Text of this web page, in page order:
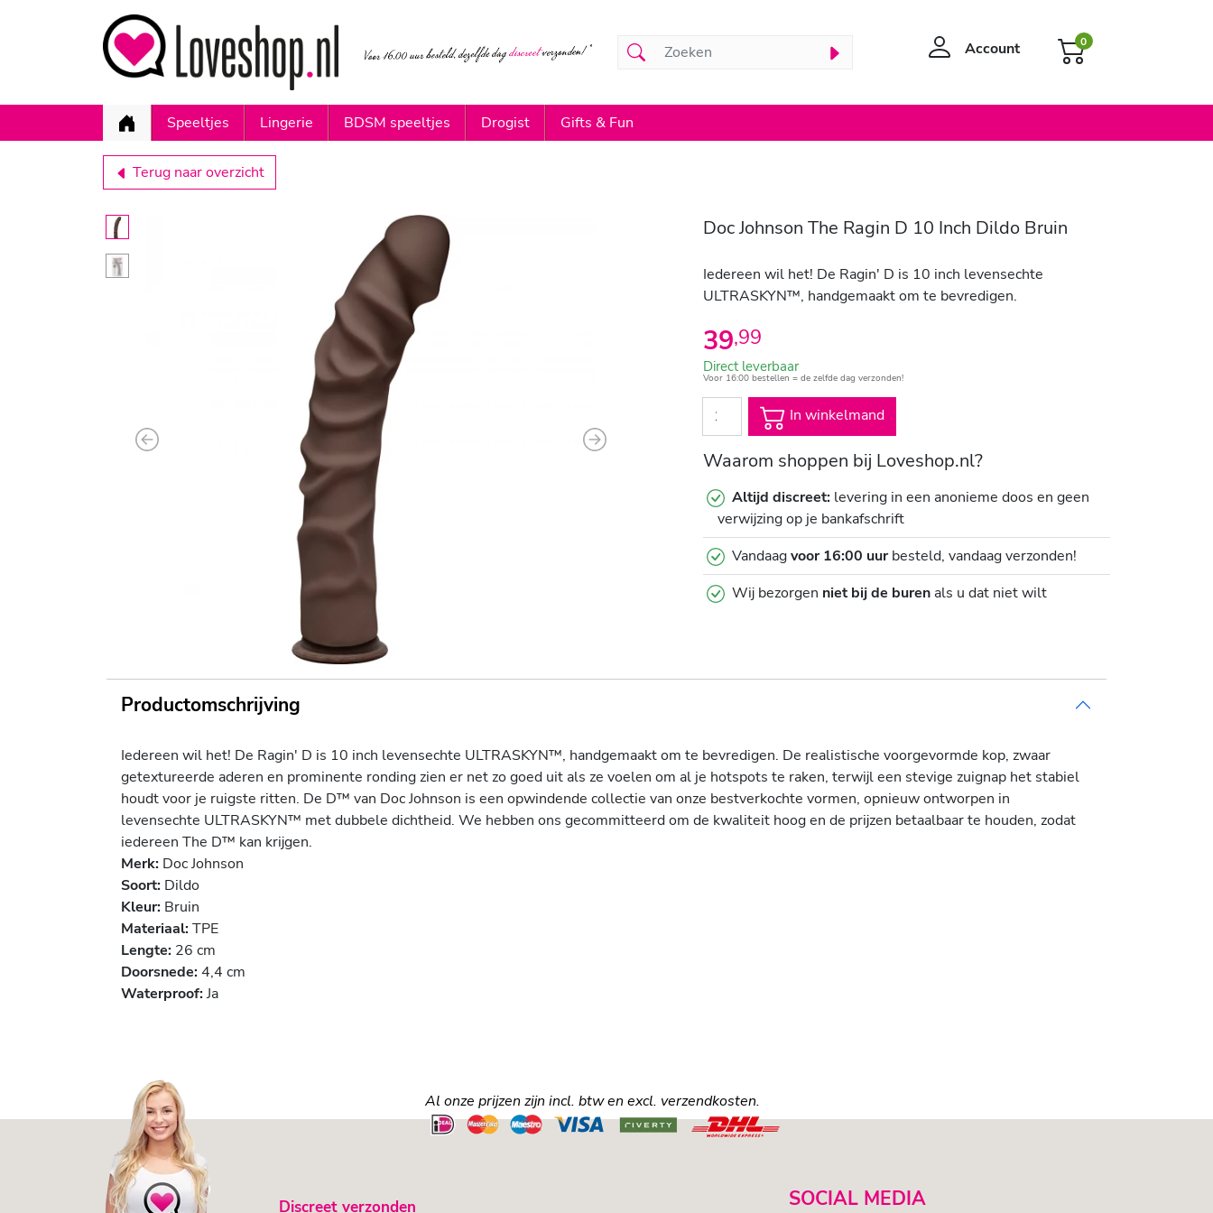
Account 0
Speeltjes Lingerie BDSM speeltjes Drogist Gifts & Fun
Terug naar overzicht
Previous Next
Doc Johnson The Ragin D 10 Inch Dildo Bruin
Iedereen wil het! De Ragin' D is 10 inch levensechte
ULTRASKYN™, handgemaakt om te bevredigen.
39,99
Direct leverbaar
Voor 16:00 bestellen = de zelfde dag verzonden!
In winkelmand
Waarom shoppen bij Loveshop.nl?
Altijd discreet: levering in een anonieme doos en geen
verwijzing op je bankafschrift
Vandaagvoor 16:00 uurbesteld, vandaag verzonden!
Wij bezorgen niet bij de burenals u dat niet wilt
Productomschrijving
Iedereen wil het! De Ragin' D is 10 inch levensechte ULTRASKYN™, handgemaakt om te bevredigen. De realistische voorgevormde kop, zwaar
getextureerde aderen en prominente ronding zien er net zo goed uit als ze voelen om al je hotspots te raken, terwijl een stevige zuignap het stabiel
houdt voor je ruigste ritten. De D™ van Doc Johnson is een opwindende collectie van onze bestverkochte vormen, opnieuw ontworpen in
levensechte ULTRASKYN™ met dubbele dichtheid. We hebben ons gecommitteerd om de kwaliteit hoog en de prijzen betaalbaar te houden, zodat
iedereen The D™ kan krijgen.
Merk: Doc Johnson
Soort: Dildo
Kleur: Bruin
Materiaal:TPE
Lengte: 26 cm
Doorsnede:4,4 cm
Waterproof:Ja
Al onze prijzen zijn incl. btw en excl. verzendkosten.
Discreet verzonden SOCIAL MEDIA